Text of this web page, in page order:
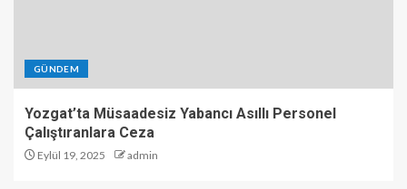
GÜNDEM
Yozgat’ta Müsaadesiz Yabancı Asıllı Personel
Çalıştıranlara Ceza
Eylül 19, 2025 admin